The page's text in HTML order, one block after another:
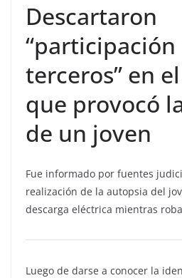
Descartaron
“participación
terceros” en
que provocó
de un joven
Fue informado por fuentes
realización de la autopsia del
descarga eléctrica mientras
Luego de darse a conocer la